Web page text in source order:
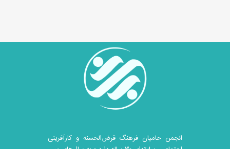
انجمن حامیان فرهنگ قرض‌الحسنه و کارآفرینی